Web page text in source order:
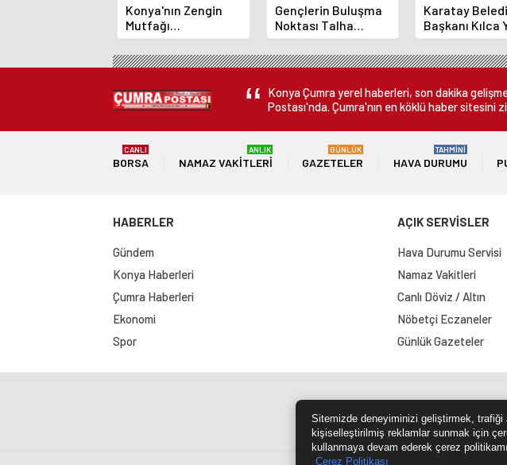
Konya'nın Zengin
Mutfağı
GastroFest'te
Tanıtılacak
Gençlerin Buluşma
Noktası Talha
Bayrakçı Akademi
Hızla Yükseliyor
Karatay
Başkanı Kılca
Projeleri
Konya Çumra yerel haberleri, son dakika
Postası'nda. Çumra'nın en köklü haber sitesini
BORSA
CANLI
NAMAZ VAKITLERI
ANLIK
GAZETELER
GÜNLÜK
HAVA DURUMU
TAHMİNİ
HABERLER
Gündem
Konya Haberleri
Çumra Haberleri
Ekonomi
Spor
AÇIK SERVİSLER
Hava Durumu Servisi
Namaz Vakitleri
Canlı Döviz / Altın
Nöbetçi Eczaneler
Günlük Gazeteler
Site Haritası RSS Kaynağı
Sitemizde deneyiminizi geliştirmek, trafiği
kişiselleştirilmiş reklamlar sunmak için
kullanmaya devam ederek çerez
Çerez Politikası